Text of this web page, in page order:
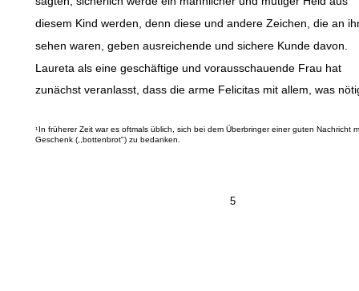
5
diesem Kind werden, denn diese und andere Zeichen, die an
sehen waren, geben ausreichende und sichere Kunde davon.
Laureta als eine geschäftige und vorausschauende Frau hat
zunächst veranlasst, dass die arme Felicitas mit allem, was
1 In früherer Zeit war es oftmals üblich, sich bei dem Überbringer einer guten Nachricht
Geschenk (,,bottenbrot") zu bedanken.